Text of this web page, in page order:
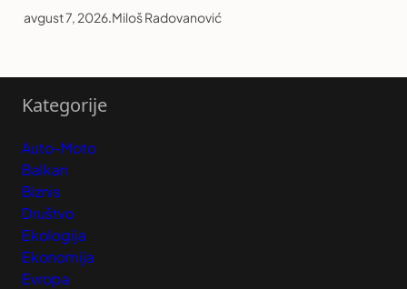
avgust 7, 2026.Miloš Radovanović
Kategorije
Auto-Moto
Balkan
Biznis
Društvo
Ekologija
Ekonomija
Evropa